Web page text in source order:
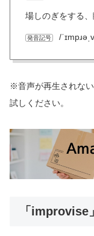
場しのぎをする
発音記号 /
※音声が再生されな
試しください。
「improvise